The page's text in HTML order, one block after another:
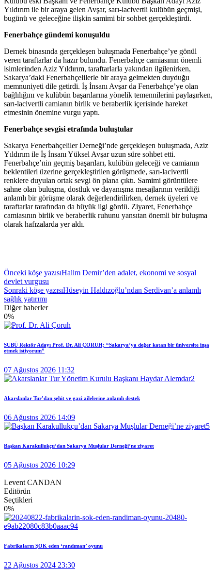
Yıldırım ile bir araya gelen Avşar, sarı-lacivertli kulübün geçmişi,
bugünü ve geleceğine ilişkin samimi bir sohbet gerçekleştirdi.
Fenerbahçe gündemi konuşuldu
Dernek binasında gerçekleşen buluşmada Fenerbahçe’ye gönül
veren taraftarlar da hazır bulundu. Fenerbahçe camiasının önemli
isimlerinden Aziz Yıldırım, taraftarlarla yakından ilgilenirken,
Sakarya’daki Fenerbahçelilerle bir araya gelmekten duyduğu
memnuniyeti dile getirdi. İş İnsanı Avşar da Fenerbahçe’ye olan
bağlılığını ve kulübün başarılarına yönelik temennilerini paylaşırken,
sarı-lacivertli camianın birlik ve beraberlik içerisinde hareket
etmesinin önemine vurgu yaptı.
Fenerbahçe sevgisi etrafında buluştular
Sakarya Fenerbahçeliler Derneği’nde gerçekleşen buluşmada, Aziz
Yıldırım ile İş İnsanı Yüksel Avşar uzun süre sohbet etti.
Fenerbahçe’nin geçmiş başarıları, kulübün geleceği ve camianın
beklentileri üzerine gerçekleştirilen görüşmede, sarı-lacivertli
renklere duyulan ortak sevgi ön plana çıktı. Samimi görüntülere
sahne olan buluşma, dostluk ve dayanışma mesajlarının verildiği
anlamlı bir görüşme olarak değerlendirilirken, dernek üyeleri ve
taraftarlar tarafından da büyük ilgi gördü. Ziyaret, Fenerbahçe
camiasının birlik ve beraberlik ruhunu yansıtan önemli bir buluşma
olarak hafızalarda yer aldı.
Önceki köşe yazısıHalim Demir’den adalet, ekonomi ve sosyal
devlet vurgusu
Sonraki köşe yazısıHüseyin Haldızoğlu’ndan Serdivan’a anlamlı
sağlık yatırımı
Diğer haberler
0%
SUBÜ Rektör Adayı Prof. Dr. Ali ÇORUH; “Sakarya’ya değer katan bir üniversite inşa
etmek istiyorum”
07 Ağustos 2026 11:32
Akarslanlar Tur’dan şehit ve gazi ailelerine anlamlı destek
06 Ağustos 2026 14:09
Başkan Karakullukçu’dan Sakarya Muşlular Derneği’ne ziyaret
05 Ağustos 2026 10:29
Levent CANDAN
Editörün
Seçtikleri
0%
Fabrikaların ŞOK eden ‘randıman’ oyunu
22 Ağustos 2024 23:30